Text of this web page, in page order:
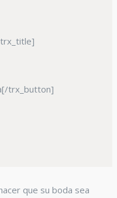
trx_button]
que su boda sea